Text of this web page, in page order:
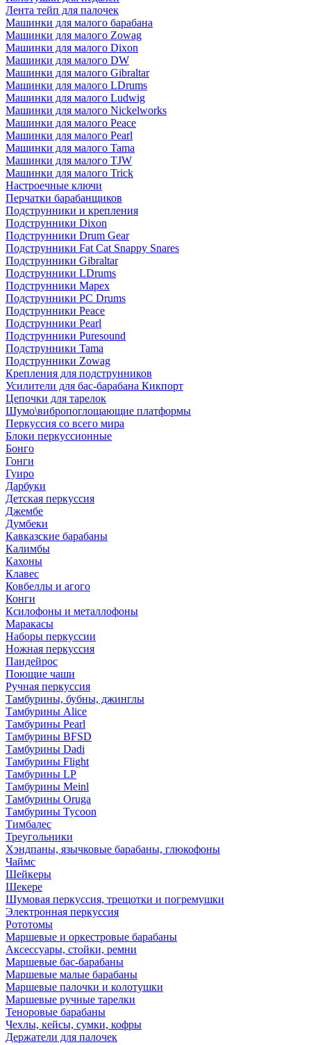
Лента тейп для палочек
Машинки для малого барабана
Машинки для малого Zowag
Машинки для малого Dixon
Машинки для малого DW
Машинки для малого Gibraltar
Машинки для малого LDrums
Машинки для малого Ludwig
Машинки для малого Nickelworks
Машинки для малого Peace
Машинки для малого Pearl
Машинки для малого Tama
Машинки для малого TJW
Машинки для малого Trick
Настроечные ключи
Перчатки барабанщиков
Подструнники и крепления
Подструнники Dixon
Подструнники Drum Gear
Подструнники Fat Cat Snappy Snares
Подструнники Gibraltar
Подструнники LDrums
Подструнники Mapex
Подструнники PC Drums
Подструнники Peace
Подструнники Pearl
Подструнники Puresound
Подструнники Tama
Подструнники Zowag
Крепления для подструнников
Усилители для бас-барабана Кикпорт
Цепочки для тарелок
Шумо\вибропоглощающие платформы
Перкуссия со всего мира
Блоки перкуссионные
Бонго
Гонги
Гуиро
Дарбуки
Детская перкуссия
Джембе
Думбеки
Кавказские барабаны
Калимбы
Кахоны
Клавес
Ковбеллы и агого
Конги
Ксилофоны и металлофоны
Маракасы
Наборы перкуссии
Ножная перкуссия
Пандейрос
Поющие чаши
Ручная перкуссия
Тамбурины, бубны, джинглы
Тамбурины Alice
Тамбурины Pearl
Тамбурины BFSD
Тамбурины Dadi
Тамбурины Flight
Тамбурины LP
Тамбурины Meinl
Тамбурины Oruga
Тамбурины Tycoon
Тимбалес
Треугольники
Хэндпаны, язычковые барабаны, глюкофоны
Чаймс
Шейкеры
Шекере
Шумовая перкуссия, трещотки и погремушки
Электронная перкуссия
Рототомы
Маршевые и оркестровые барабаны
Аксессуары, стойки, ремни
Маршевые бас-барабаны
Маршевые малые барабаны
Маршевые палочки и колотушки
Маршевые ручные тарелки
Теноровые барабаны
Чехлы, кейсы, сумки, кофры
Держатели для палочек